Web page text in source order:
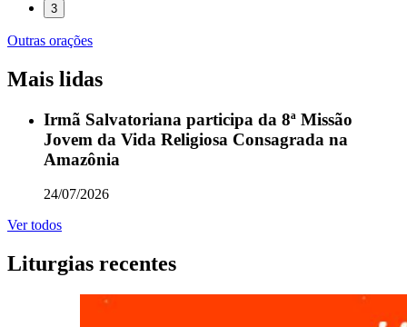
3
Outras orações
Mais lidas
Irmã Salvatoriana participa da 8ª Missão
Jovem da Vida Religiosa Consagrada na
Amazônia
24/07/2026
Ver todos
Liturgias recentes